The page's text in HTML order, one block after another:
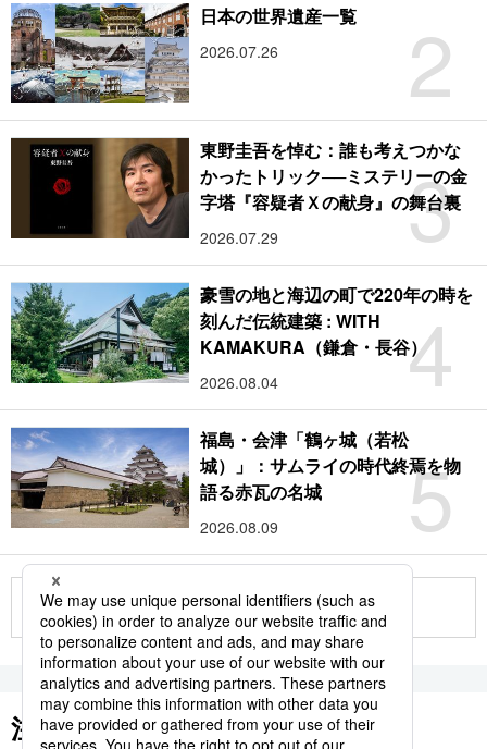
2
日本の世界遺産一覧
2026.07.26
3
東野圭吾を悼む：誰も考えつかな
かったトリック──ミステリーの金
字塔『容疑者Ｘの献身』の舞台裏
2026.07.29
4
豪雪の地と海辺の町で220年の時を
刻んだ伝統建築 : WITH
KAMAKURA（鎌倉・長谷）
2026.08.04
5
福島・会津「鶴ヶ城（若松
城）」：サムライの時代終焉を物
語る赤瓦の名城
2026.08.09
もっと見る
注目のキーワード